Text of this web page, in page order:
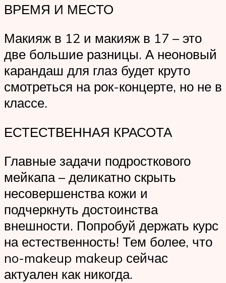
ВРЕМЯ И МЕСТО
Макияж в 12 и макияж в 17 – это
две большие разницы. А неоновый
карандаш для глаз будет круто
смотреться на рок-концерте, но не в
классе.
ЕСТЕСТВЕННАЯ КРАСОТА
Главные задачи подросткового
мейкапа – деликатно скрыть
несовершенства кожи и
подчеркнуть достоинства
внешности. Попробуй держать курс
на естественность! Тем более, что
no-makeup makeup сейчас
актуален как никогда.